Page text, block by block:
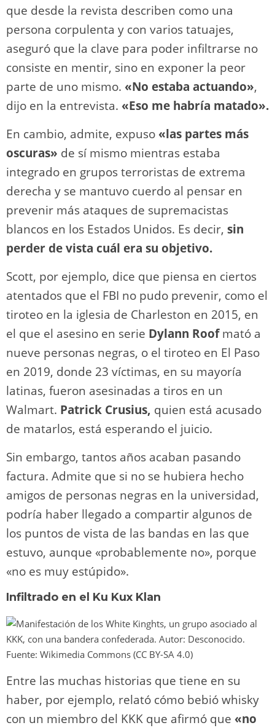
que desde la revista describen como una
persona corpulenta y con varios tatuajes,
aseguró que la clave para poder infiltrarse no
consiste en mentir, sino en exponer la peor
parte de uno mismo. «No estaba actuando»,
dijo en la entrevista. «Eso me habría matado».
En cambio, admite, expuso «las partes más
oscuras» de sí mismo mientras estaba
integrado en grupos terroristas de extrema
derecha y se mantuvo cuerdo al pensar en
prevenir más ataques de supremacistas
blancos en los Estados Unidos. Es decir, sin
perder de vista cuál era su objetivo.
Scott, por ejemplo, dice que piensa en ciertos
atentados que el FBI no pudo prevenir, como el
tiroteo en la iglesia de Charleston en 2015, en
el que el asesino en serie Dylann Roofmató a
nueve personas negras, o el tiroteo en El Paso
en 2019, donde 23 víctimas, en su mayoría
latinas, fueron asesinadas a tiros en un
Walmart. Patrick Crusius, quien está acusado
de matarlos, está esperando el juicio.
Sin embargo, tantos años acaban pasando
factura. Admite que si no se hubiera hecho
amigos de personas negras en la universidad,
podría haber llegado a compartir algunos de
los puntos de vista de las bandas en las que
estuvo, aunque «probablemente no», porque
«no es muy estúpido».
Infiltrado en el Ku Kux Klan
Entre las muchas historias que tiene en su
haber, por ejemplo, relató cómo bebió whisky
con un miembro del KKK que afirmó que «no